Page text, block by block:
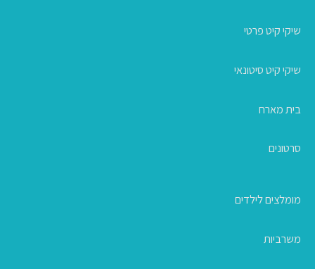
שיקי קיט פרטי
שיקי קיט סיטונאי
בית מארח
סרטונים
מומלצים לילדים
משרביות